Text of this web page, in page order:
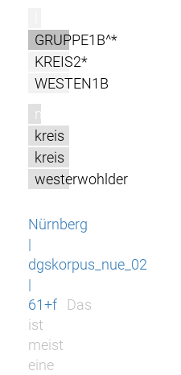
GRUPPE1B^*
KREIS2*
WESTEN1B
m
kreis
kreis
westerwohlder
Nürnberg
|
dgskorpus_nue_02
|
61+f
Das
ist
meist
eine